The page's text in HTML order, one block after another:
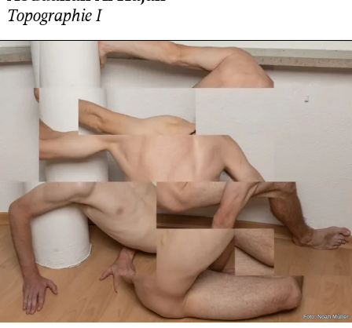
Topographie I
Foto: Noah Müller
Foto: Noah Müller